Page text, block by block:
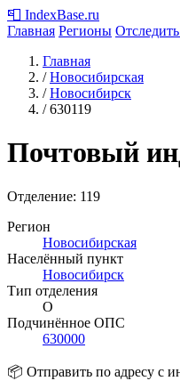
📮 IndexBase.ru
Главная Регионы
Главная
/ Новосибирская
/ Новосибирск
/ 630119
Почтовый
Отделение: 119
Регион
Новосибирская
Населённый пункт
Новосибирск
Тип отделения
О
Подчинённое ОПС
630000
📦 Отправить по адресу с